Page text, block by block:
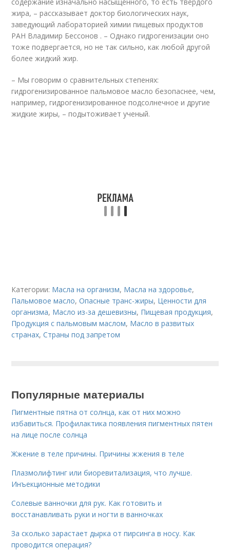
жира, – рассказывает доктор биологических наук,
заведующий лабораторией химии пищевых продуктов
РАН Владимир Бессонов . – Однако гидрогенизации оно
тоже подвергается, но не так сильно, как любой другой
более жидкий жир.
– Мы говорим о сравнительных степенях:
гидрогенизированное пальмовое масло безопаснее, чем,
например, гидрогенизированное подсолнечное и другие
жидкие жиры, – подытоживает ученый.
Категории: Масла на организм, Масла на здоровье,
Пальмовое масло,Опасные транс-жиры, Ценности для
организма, Масло из-за дешевизны, Пищевая продукция,
Продукция с пальмовым маслом, Масло в развитых
странах,Страны под запретом
Популярные материалы
Пигментные пятна от солнца, как от них можно
избавиться. Профилактика появления пигментных пятен
на лице после солнца
Жжение в теле причины. Причины жжения в теле
Плазмолифтинг или биоревитализация, что лучше.
Инъекционные методики
Солевые ванночки для рук. Как готовить и
восстанавливать руки и ногти в ванночках
За сколько зарастает дырка от пирсинга в носу. Как
проводится операция?